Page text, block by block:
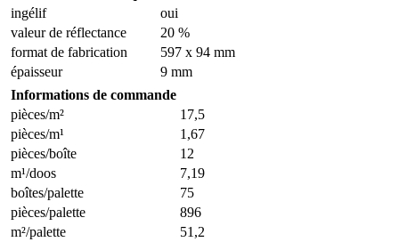
ingélif
oui
valeur de réflectance
20 %
format de fabrication
597 x 94 mm
épaisseur
9 mm
Informations de commande
pièces/m²
17,5
pièces/m¹
1,67
pièces/boîte
12
m¹/doos
7,19
boîtes/palette
75
pièces/palette
896
m²/palette
51,2